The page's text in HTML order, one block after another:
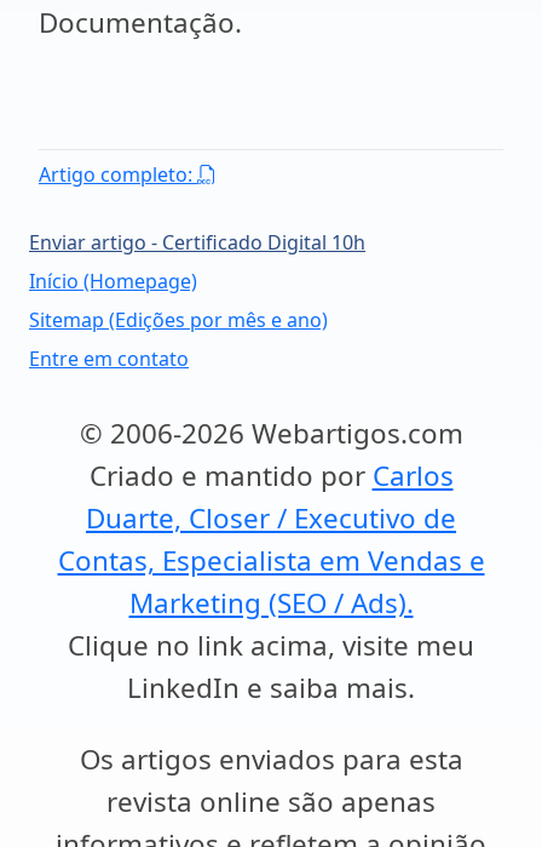
Documentação.
Artigo completo:
Enviar artigo - Certificado Digital 10h
Início (Homepage)
Sitemap (Edições por mês e ano)
Entre em contato
© 2006-2026 Webartigos.com
Criado e mantido por Carlos
Duarte, Closer / Executivo de
Contas, Especialista em Vendas e
Marketing (SEO / Ads).
Clique no link acima, visite meu
LinkedIn e saiba mais.
Os artigos enviados para esta
revista online são apenas